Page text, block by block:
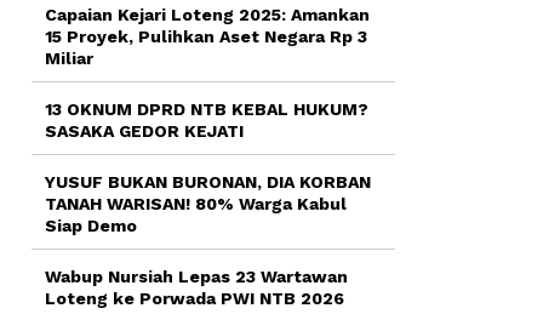
Capaian Kejari Loteng 2025: Amankan
15 Proyek, Pulihkan Aset Negara Rp 3
Miliar
13 OKNUM DPRD NTB KEBAL HUKUM?
SASAKA GEDOR KEJATI
YUSUF BUKAN BURONAN, DIA KORBAN
TANAH WARISAN! 80% Warga Kabul
Siap Demo
Wabup Nursiah Lepas 23 Wartawan
Loteng ke Porwada PWI NTB 2026